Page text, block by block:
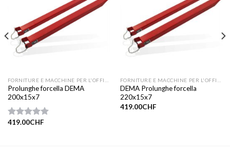
Prolunghe forcella DEMA
200x15x7
Valutato
419.00CHF
DEMA Prolunghe forcella
220x15x7
419.00CHF